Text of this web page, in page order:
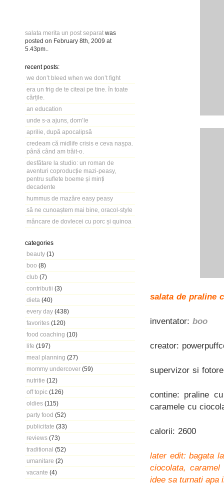
salata merita un post separat was
posted on February 8th, 2009 at
5.43pm
recent posts:
we don’t bleed when we don’t fight
era un frig de te citeai pe tine. în toate
cărțile.
an education
unde s-a ajuns, dom’le
aprilie, după apocalipsă
credeam că midlife crisis e ceva nașpa.
până când am trăit-o.
desfătare la studio: un roman de
aventuri coproducție mazi-peasy,
pentru suflete boeme și minți
decadente
hummus de mazăre easy peasy
să ne cunoaștem mai bine, oracol-style
mâncare de dovlecei cu porc și quinoa
categories
beauty (1)
boo (8)
club (7)
contributii (3)
dieta (40)
every day (438)
favorites (120)
food coaching (10)
life (197)
meal planning (27)
mommy undercover (59)
nutritie (12)
off topic (126)
oldies (115)
party food (52)
publicitate (33)
reviews (73)
traditional (52)
umanitare (2)
vacante (4)
salata de praline
inventator: boo
creator:
supervizor si
contine: praline
caramele cu
calorii: 2600
later edit: bagata
ciocolata,
idee sa turnati apa